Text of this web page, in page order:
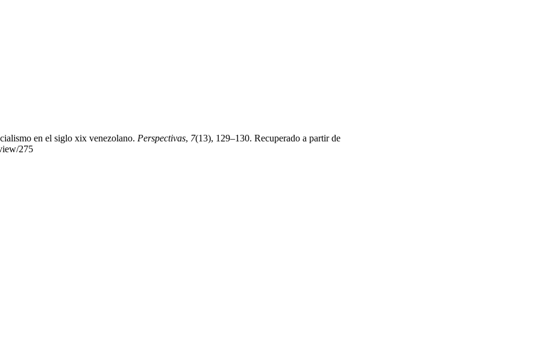
en el siglo xix venezolano. Perspectivas, 7(13), 129–130. Recuperado a partir de
275